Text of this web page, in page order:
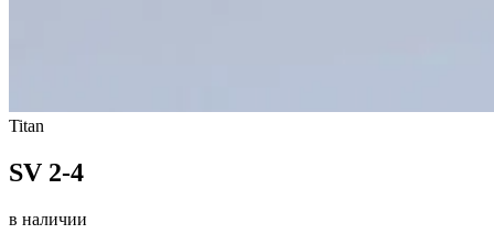
Titan
SV 2-4
в наличии